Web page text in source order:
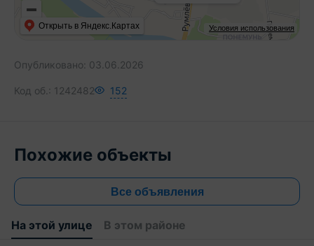
Условия использования
Открыть в Яндекс.Картах
Опубликовано: 03.06.2026
Код об.: 1242482 152
Похожие объекты
Все объявления
На этой улице В этом районе